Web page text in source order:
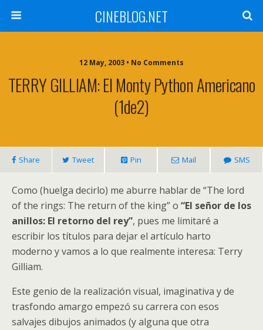
CINEBLOG.NET
12 May, 2003 • No Comments
TERRY GILLIAM: El Monty Python Americano
(1de2)
Share Tweet Pin Mail SMS
Como (huelga decirlo) me aburre hablar de “The lord
of the rings: The return of the king” o “El señor de los
anillos: El retorno del rey”, pues me limitaré a
escribir los títulos para dejar el artículo harto
moderno y vamos a lo que realmente interesa: Terry
Gilliam.
Este genio de la realización visual, imaginativa y de
trasfondo amargo empezó su carrera con esos
salvajes dibujos animados (y alguna que otra